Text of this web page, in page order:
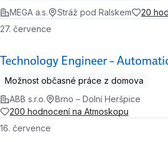
MEGA a.s.
Stráž pod Ralskem 20
Technology Engineer –
27. července
Možnost občasné práce z domova
ABB s.r.o.
Brno – Dolní Heršpice
200 hodnocení na Atmoskopu
16. července